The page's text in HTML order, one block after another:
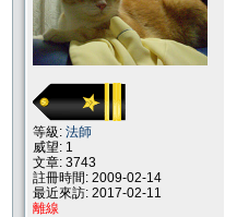
等級: 法師
威望: 1
文章: 3743
註冊時間: 2009-02-14
最近來訪: 2017-02-11
離線